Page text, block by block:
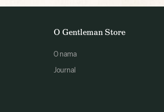
O Gentleman Store
O nama
Journal